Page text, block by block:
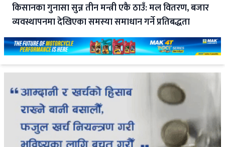
किसानका गुनासा सुन्न तीन मन्त्री एकै ठाउँ: मल वितरण, बजार
व्यवस्थापनमा देखिएका समस्या समाधान गर्ने प्रतिबद्धता